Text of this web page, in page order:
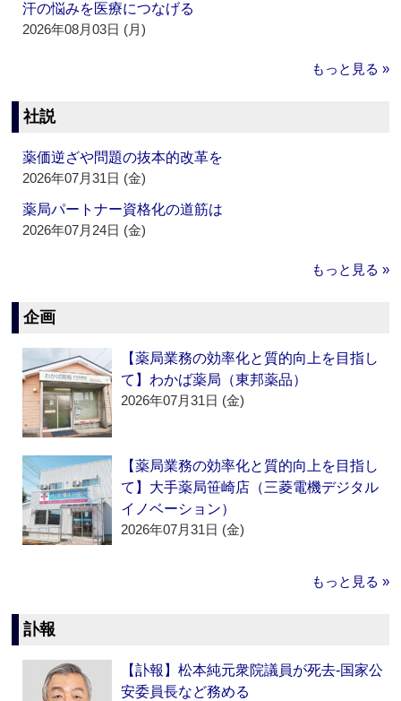
汗の悩みを医療につなげる
2026年08月03日 (月)
もっと見る »
社説
薬価逆ざや問題の抜本的改革を
2026年07月31日 (金)
薬局パートナー資格化の道筋は
2026年07月24日 (金)
もっと見る »
企画
【薬局業務の効率化と質的向上を目指し
て】わかば薬局（東邦薬品）
2026年07月31日 (金)
【薬局業務の効率化と質的向上を目指し
て】大手薬局笹崎店（三菱電機デジタル
イノベーション）
2026年07月31日 (金)
もっと見る »
訃報
【訃報】松本純元衆院議員が死去‐国家公
安委員長など務める